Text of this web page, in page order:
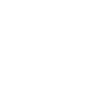
tutte le limitazioni
Software.
o nella
applicabile dal
(a) dalla data